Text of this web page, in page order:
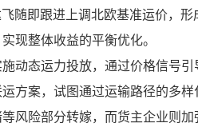
随即跟进上调北欧基准运价，
现整体收益的平衡优化。
动态运力投放，通过价格信号
案，试图通过运输路径的多样
风险部分转嫁，而货主企业则